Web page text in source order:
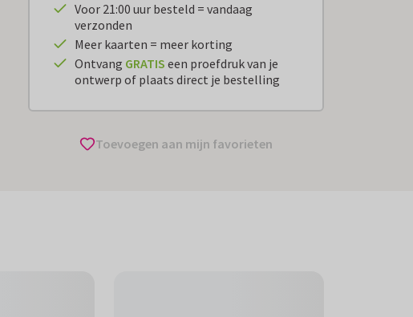
Voor 21:00 uur besteld = vandaag
verzonden
Meer kaarten = meer korting
Ontvang GRATIS een proefdruk van je
ontwerp of plaats direct je bestelling
Toevoegen aan mijn favorieten